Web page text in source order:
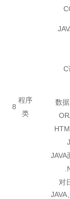
8
程序
类
C
数
JAVA
对
JAVA